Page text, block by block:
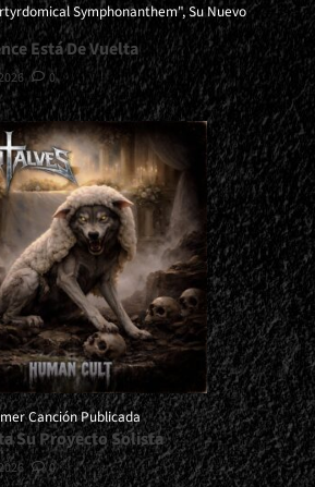
Symphonanthem", Su Nuevo
Está De Vuelta
0
Canción Publicada
Su Proyecto Solista
0